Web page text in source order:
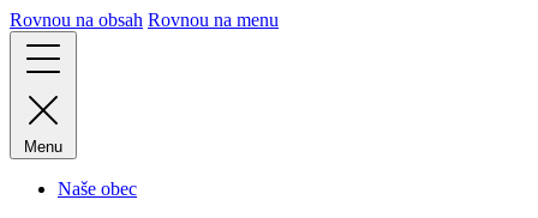
Rovnou na obsah Rovnou na menu
Menu
Naše obec